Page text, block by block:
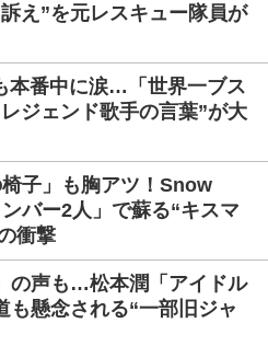
え”を元レスキュー隊員が
本番中に涙…「世界一ブス
ジェンド歌手の言葉”が大
子」も胸アツ！Snow
バー2人」で蘇る“キスマ
衝撃
の声も…松本潤「アイドル
も懸念される“一部旧ジャ